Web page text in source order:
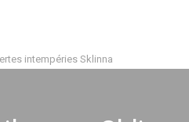
intempéries Sklinna